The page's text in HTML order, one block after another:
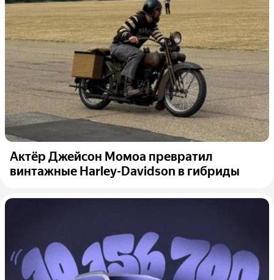
Актёр Джейсон Момоа превратил
винтажные Harley-Davidson в гибриды